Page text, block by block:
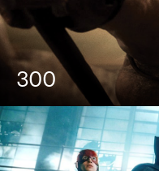
300